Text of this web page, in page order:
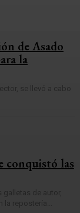
de Asado
la
se llevó a cabo
conquistó las